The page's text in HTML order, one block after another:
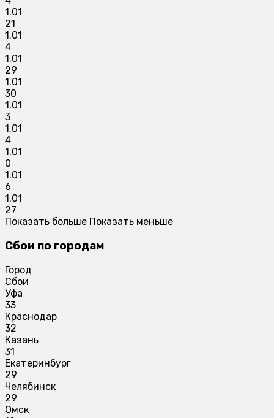
1.01
21
1.01
4
1.01
29
1.01
30
1.01
3
1.01
4
1.01
0
1.01
6
1.01
27
Показать больше Показать меньше
Сбои по городам
Город
Сбои
Уфа
33
Краснодар
32
Казань
31
Екатеринбург
29
Челябинск
29
Омск